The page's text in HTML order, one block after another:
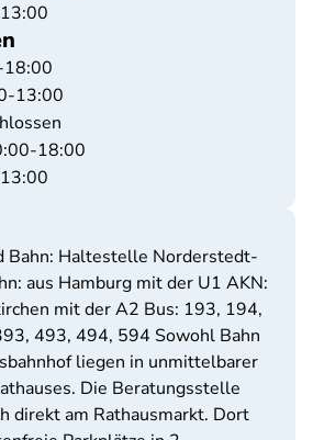
13:00
18:00
Bahn: Haltestelle Norderstedt-
aus Hamburg mit der U1 AKN:
mit der A2 Bus: 193, 194,
493, 494, 594 Sowohl Bahn
liegen in unmittelbarer
Die Beratungsstelle
direkt am Rathausmarkt. Dort